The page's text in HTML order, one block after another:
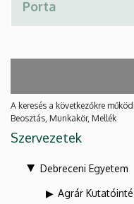
A keresés a következőkre
Beosztás, Munkakör, Mellék
Szervezetek
Debreceni Egyetem
Agrár